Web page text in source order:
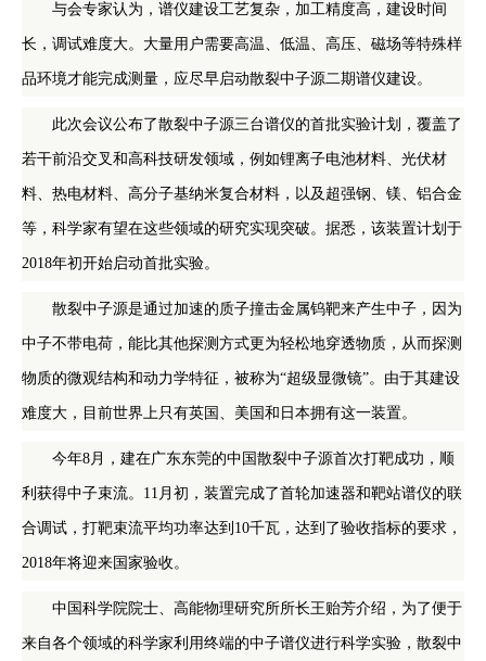
与会专家认为，谱仪建设工艺复杂，加工精度高，建设时间
长，调试难度大。大量用户需要高温、低温、高压、磁场等特殊样
品环境才能完成测量，应尽早启动散裂中子源二期谱仪建设。
此次会议公布了散裂中子源三台谱仪的首批实验计划，覆盖了
若干前沿交叉和高科技研发领域，例如锂离子电池材料、光伏材
料、热电材料、高分子基纳米复合材料，以及超强钢、镁、铝合金
等，科学家有望在这些领域的研究实现突破。据悉，该装置计划于
2018年初开始启动首批实验。
散裂中子源是通过加速的质子撞击金属钨靶来产生中子，因为
中子不带电荷，能比其他探测方式更为轻松地穿透物质，从而探测
物质的微观结构和动力学特征，被称为“超级显微镜”。由于其建设
难度大，目前世界上只有英国、美国和日本拥有这一装置。
今年8月，建在广东东莞的中国散裂中子源首次打靶成功，顺
利获得中子束流。11月初，装置完成了首轮加速器和靶站谱仪的联
合调试，打靶束流平均功率达到10千瓦，达到了验收指标的要求，
2018年将迎来国家验收。
中国科学院院士、高能物理研究所所长王贻芳介绍，为了便于
来自各个领域的科学家利用终端的中子谱仪进行科学实验，散裂中